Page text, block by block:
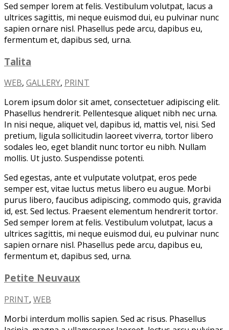
Sed semper lorem at felis. Vestibulum volutpat, lacus a
ultrices sagittis, mi neque euismod dui, eu pulvinar nunc
sapien ornare nisl. Phasellus pede arcu, dapibus eu,
fermentum et, dapibus sed, urna.
Talita
WEB, GALLERY, PRINT
Lorem ipsum dolor sit amet, consectetuer adipiscing elit.
Phasellus hendrerit. Pellentesque aliquet nibh nec urna.
In nisi neque, aliquet vel, dapibus id, mattis vel, nisi. Sed
pretium, ligula sollicitudin laoreet viverra, tortor libero
sodales leo, eget blandit nunc tortor eu nibh. Nullam
mollis. Ut justo. Suspendisse potenti.
Sed egestas, ante et vulputate volutpat, eros pede
semper est, vitae luctus metus libero eu augue. Morbi
purus libero, faucibus adipiscing, commodo quis, gravida
id, est. Sed lectus. Praesent elementum hendrerit tortor.
Sed semper lorem at felis. Vestibulum volutpat, lacus a
ultrices sagittis, mi neque euismod dui, eu pulvinar nunc
sapien ornare nisl. Phasellus pede arcu, dapibus eu,
fermentum et, dapibus sed, urna.
Petite Neuvaux
PRINT, WEB
Morbi interdum mollis sapien. Sed ac risus. Phasellus